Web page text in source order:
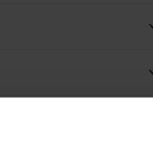
Kosketusnäyttö